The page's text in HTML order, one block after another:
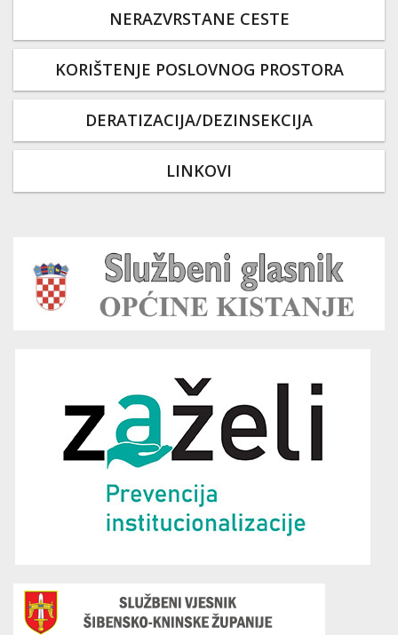
NERAZVRSTANE CESTE
KORIŠTENJE POSLOVNOG PROSTORA
DERATIZACIJA/DEZINSEKCIJA
LINKOVI